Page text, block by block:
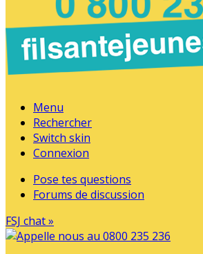
Menu
Rechercher
Switch skin
Connexion
Pose tes questions
Forums de discussion
FSJ chat »